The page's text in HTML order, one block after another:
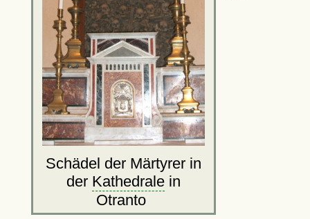
Schädel der Märtyrer in
der Kathedralein
Otranto